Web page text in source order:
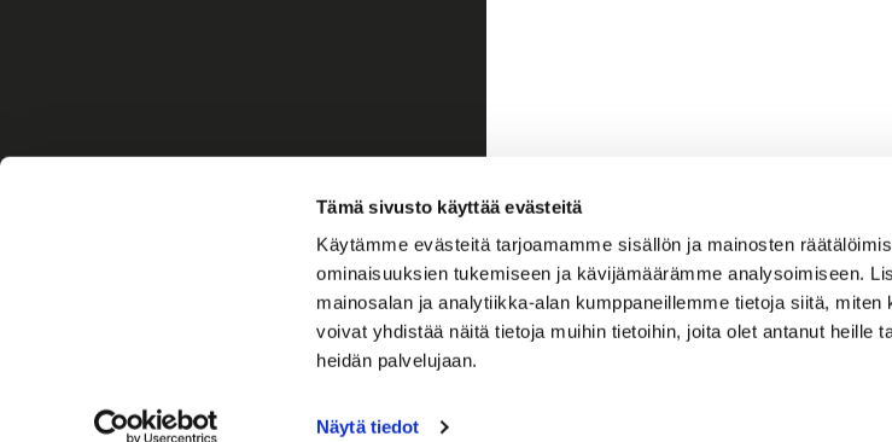
Tämä sivusto käyttää evästeitä
Käytämme evästeitä tarjoamamme sisällön ja mainosten
ominaisuuksien tukemiseen ja kävijämäärämme analysoimiseen.
mainosalan ja analytiikka-alan kumppaneillemme tietoja siitä,
voivat yhdistää näitä tietoja muihin tietoihin, joita olet antanut heille
heidän palvelujaan.
Näytä tiedot